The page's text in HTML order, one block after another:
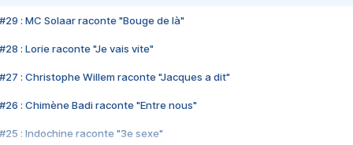
#29 : MC Solaar raconte "Bouge de là"
#28 : Lorie raconte "Je vais vite"
#27 : Christophe Willem raconte "Jacques a dit"
#26 : Chimène Badi raconte "Entre nous"
#25 : Indochine raconte "3e sexe"